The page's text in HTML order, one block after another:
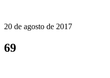
20 de agosto de 2017
69